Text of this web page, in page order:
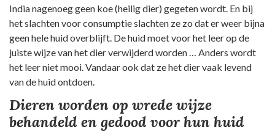
India nagenoeg geen koe (heilig dier) gegeten wordt. En bij
het slachten voor consumptie slachten ze zo dat er weer bijna
geen hele huid overblijft. De huid moet voor het leer op de
juiste wijze van het dier verwijderd worden … Anders wordt
het leer niet mooi. Vandaar ook dat ze het dier vaak levend
van de huid ontdoen.
Dieren worden op wrede wijze
behandeld en gedood voor hun huid